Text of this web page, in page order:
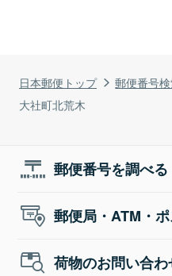
日本郵便トップ 郵便番号
大社町北荒木
郵便番号を調べる
郵便局・ATM・
荷物のお問い合わ